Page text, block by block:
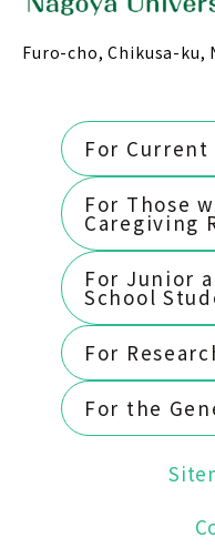
Furo-cho, Chikusa-ku,
For
For Those
Caregiving
For Junior
School
For
For the